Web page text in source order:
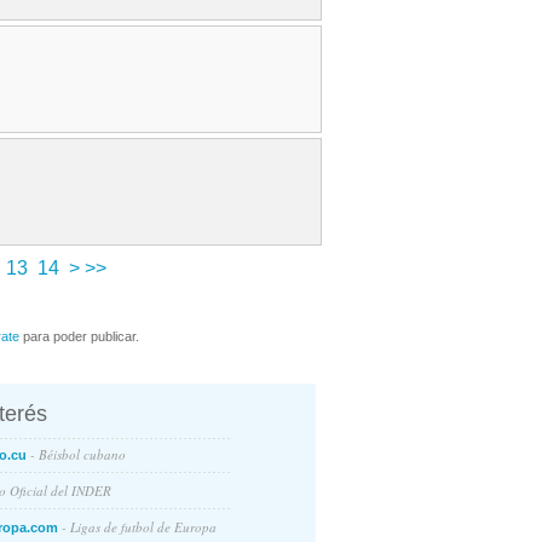
13 14 > >>
para poder publicar.
- Béisbol cubano
Oficial del INDER
- Ligas de futbol de Europa